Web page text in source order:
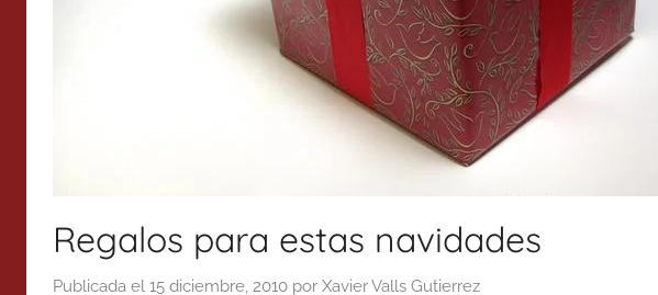
Regalos para estas navidades
Publicada el 15 diciembre, 2010 por Xavier Valls Gutierrez